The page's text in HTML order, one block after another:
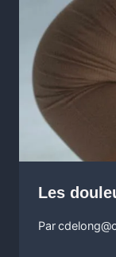
Les
Par